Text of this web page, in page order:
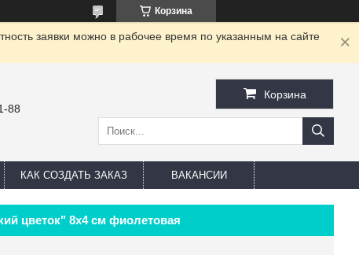
Корзина
заявки можно в рабочее время по указанным на сайте
88
Корзина
КАК СОЗДАТЬ ЗАКАЗ ВАКАНСИИ
цветок" 8х4 см фиолетовая